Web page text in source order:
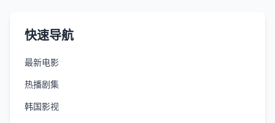
快速导航
最新电影
热播剧集
韩国影视